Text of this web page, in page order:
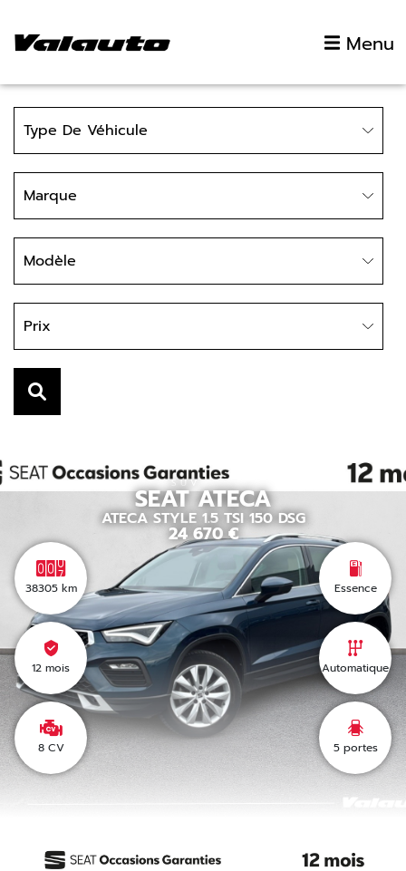
Menu
Type De Véhicule
Marque
Modèle
Prix
SUV
SEAT ATECA
ATECA STYLE 1.5 TSI 150 DSG
24 670 €
38305 km
12 mois
8 CV
Essence
Automatique
5portes